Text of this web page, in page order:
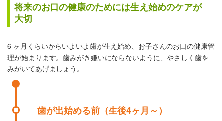
将来のお口の健康のためには生え始めのケアが
大切
6 ヶ月くらいからいよいよ歯が生え始め、お子さんのお口の健康管
理が始まります。歯みがき嫌いにならないように、やさしく歯を
みがいてあげましょう。
歯が出始める前（生後4ヶ月～）